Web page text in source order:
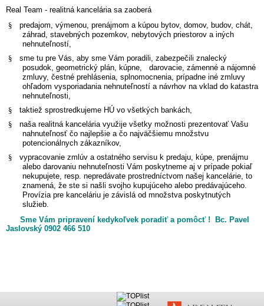
Real Team - realitná kancelária sa zaoberá
§
predajom, výmenou, prenájmom a kúpou bytov, domov, budov, chát,
záhrad, stavebných pozemkov, nebytových priestorov a iných
nehnuteľností,
§
sme tu pre Vás, aby sme Vám poradili, zabezpečili znalecký
posudok, geometrický plán, kúpne, darovacie, zámenné a nájomné
zmluvy, čestné prehlásenia, splnomocnenia, prípadne iné zmluvy
ohľadom vysporiadania nehnuteľností a návrhov na vklad do katastra
nehnuteľnosti,
§
taktiež sprostredkujeme HÚ vo všetkých bankách,
§
naša realitná kancelária využije všetky možnosti prezentovať Vašu
nahnuteľnosť čo najlepšie a čo najväčšiemu množstvu
potencionálnych zákazníkov,
§
vypracovanie zmlúv a ostatného servisu k predaju, kúpe, prenájmu
alebo darovaniu nehnuteľnosti Vám poskytneme aj v prípade pokiaľ
nekupujete, resp. nepredávate prostredníctvom našej kancelárie, to
znamená, že ste si našli svojho kupujúceho alebo predávajúceho.
Provízia pre kanceláriu je závislá od množstva poskytnutých
služieb.
Sme Vám pripravení kedykoľvek poradiť a pomôcť ! Bc. Pavel
Jaslovský 0902 466 510